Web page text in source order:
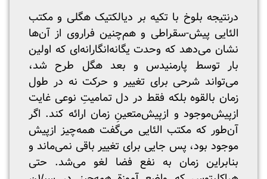
درنتیجه بلوخ با تکیه بر دیالکتیک هگلی و مکتب
الئایی پیش-سقراطی و هم‌چنین فراروی از آن‌ها
نشان می‌دهد که وحدت یگانه‌انگارانه‌ای که اولین
بار توسط پارمنیدس و بعد هگل طرح شد،
می‌تواند شرحی برای تغییر و حرکت نه در طول
زمان بالقوه بلکه فقط در دل تمامیتِ نوعی غایت
از‌پیش‌موجود و از‌پیش‌متعینِ زمان ارائه کند. اگر
آن‌طور که مکتب الئایی می‌گفت همه‌چیز از‌پیش
موجود بود، پس جایی برای تغییر باقی نمی‌ماند و
بنابراین زمان به نفع فضا لغو می‌شد. حتی